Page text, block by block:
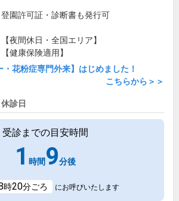
登園許可証・診断書も発行可
【夜間休日・全国エリア】
【健康保険適用】
・花粉症専門外来】はじめました！
こちらから＞＞
診日
受診までの目安時間
1 時間 9分後
時20分ごろ にお呼びいたします